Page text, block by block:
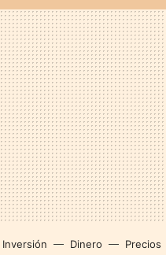
Inversión Dinero Precios